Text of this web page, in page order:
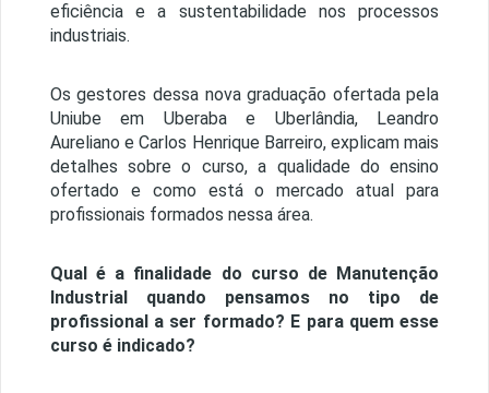
eficiência e a sustentabilidade nos processos
industriais.
Os gestores dessa nova graduação ofertada pela
Uniube em Uberaba e Uberlândia, Leandro
Aureliano e Carlos Henrique Barreiro, explicam mais
detalhes sobre o curso, a qualidade do ensino
ofertado e como está o mercado atual para
profissionais formados nessa área.
Qual é a finalidade do curso de Manutenção
Industrial quando pensamos no tipo de
profissional a ser formado? E para quem esse
curso é indicado?